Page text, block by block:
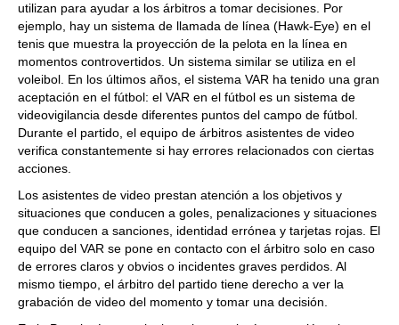
utilizan para ayudar a los árbitros a tomar decisiones. Por
ejemplo, hay un sistema de llamada de línea (Hawk-Eye) en el
tenis que muestra la proyección de la pelota en la línea en
momentos controvertidos. Un sistema similar se utiliza en el
voleibol. En los últimos años, el sistema VAR ha tenido una gran
aceptación en el fútbol: el VAR en el fútbol es un sistema de
videovigilancia desde diferentes puntos del campo de fútbol.
Durante el partido, el equipo de árbitros asistentes de video
verifica constantemente si hay errores relacionados con ciertas
acciones.
Los asistentes de video prestan atención a los objetivos y
situaciones que conducen a goles, penalizaciones y situaciones
que conducen a sanciones, identidad errónea y tarjetas rojas. El
equipo del VAR se pone en contacto con el árbitro solo en caso
de errores claros y obvios o incidentes graves perdidos. Al
mismo tiempo, el árbitro del partido tiene derecho a ver la
grabación de video del momento y tomar una decisión.